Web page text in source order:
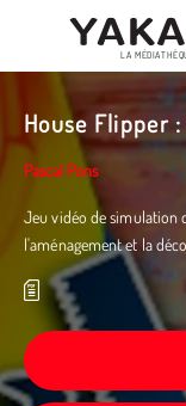
contenu
principal
LA
House Flipper :
Pascal Pons
Jeu vidéo de simulation
l'aménagement et la